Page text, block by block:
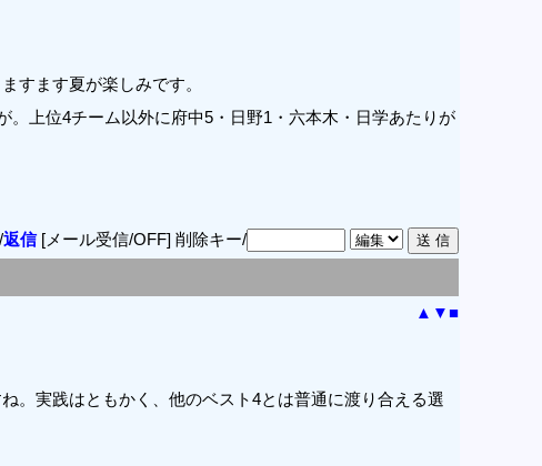
すます夏が楽しみです。
上位4チーム以外に府中5・日野1・六本木・日学あたりが
返信[メール受信/OFF] 削除キー/
▲ ▼■
。実践はともかく、他のベスト4とは普通に渡り合える選